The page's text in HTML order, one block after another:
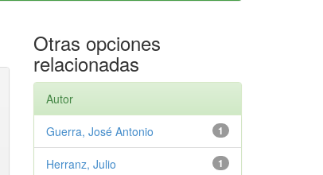
Otras opciones
relacionadas
Autor
1
Guerra, José Antonio
1
Herranz, Julio